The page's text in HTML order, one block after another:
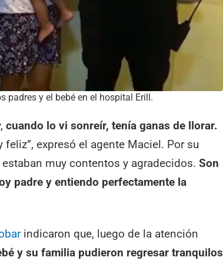
padres y el bebé en el hospital Erill.
cuando lo vi sonreír, tenía ganas de llorar.
expresó el agente Maciel. Por su
muy contentos y agradecidos.Son
padre y entiendo perfectamente la
indicaron que, luego de la atención
y su familia pudieron regresar tranquilos